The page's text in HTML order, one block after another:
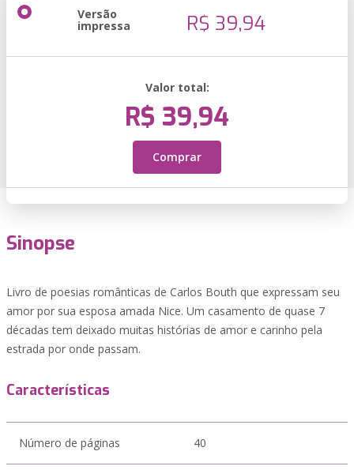
Versão
impressa R$ 39,94
Valor total:
R$ 39,94
Comprar
Sinopse
Livro de poesias românticas de Carlos Bouth que expressam seu
amor por sua esposa amada Nice. Um casamento de quase 7
décadas tem deixado muitas histórias de amor e carinho pela
estrada por onde passam.
Características
Número de páginas 40